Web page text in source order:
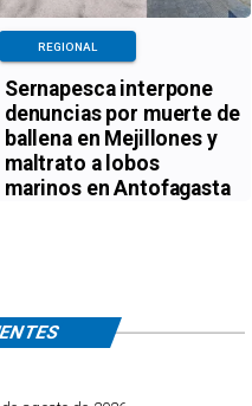
Sernapesca interpone
denuncias por muerte de
ballena en Mejillones y
maltrato a lobos
marinos en Antofagasta
REGIONAL